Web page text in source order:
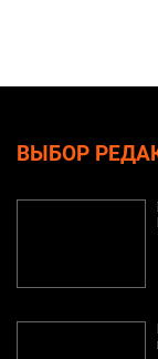
ВЫБОР